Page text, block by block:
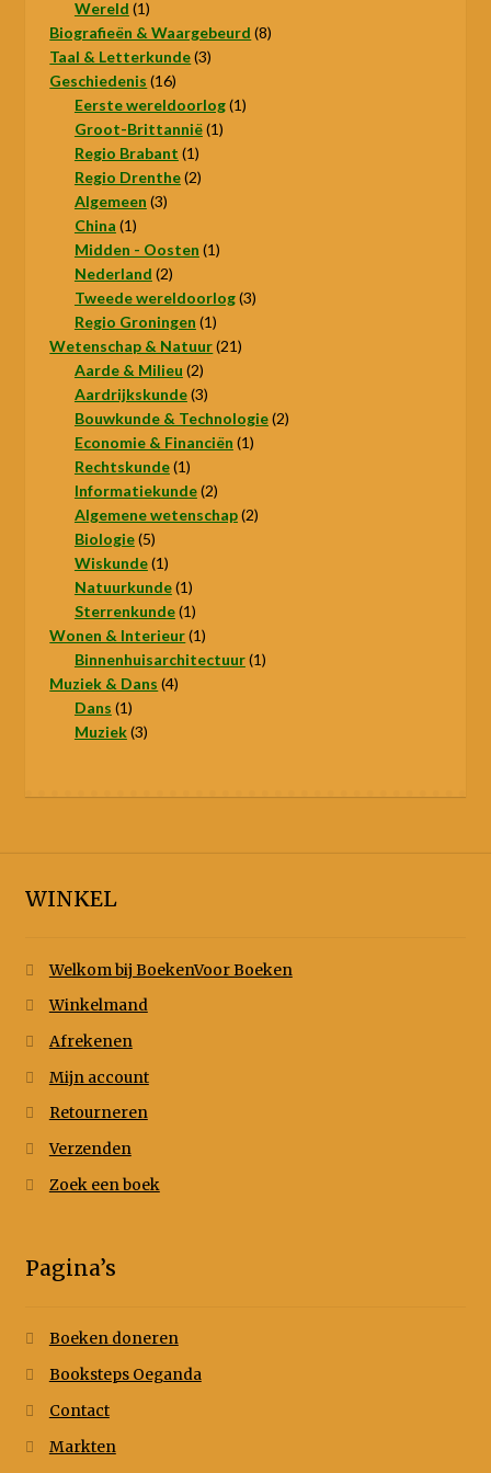
Wereld 11
product
Biografieën & Waargebeurd 88
Taal & Letterkunde 33
Geschiedenis 1616
producten
Eerste wereldoorlog 11
Groot-Brittannië 11
Regio Brabant 11
product
Regio Drenthe 22
Algemeen 33
China 11
product
Midden - Oosten 11
Nederland 22
producten
Tweede wereldoorlog 33
Regio Groningen 11
product
Wetenschap & Natuur 2121
Aarde & Milieu 22
producten
Aardrijkskunde 33
producten
Bouwkunde & Technologie 22
Economie & Financiën 11
Rechtskunde 11
product
Informatiekunde 22
producten
Algemene wetenschap 22
Biologie 55
producten
Wiskunde 11
product
Natuurkunde 11
product
Sterrenkunde 11
product
Wonen & Interieur 11
product
Binnenhuisarchitectuur 11
Muziek & Dans 44
Dans 11
product
Muziek 33
WINKEL
Welkom bij BoekenVoor Boeken
Winkelmand
Afrekenen
Mijn account
Retourneren
Verzenden
Zoek een boek
Pagina’s
Boeken doneren
Booksteps Oeganda
Contact
Markten